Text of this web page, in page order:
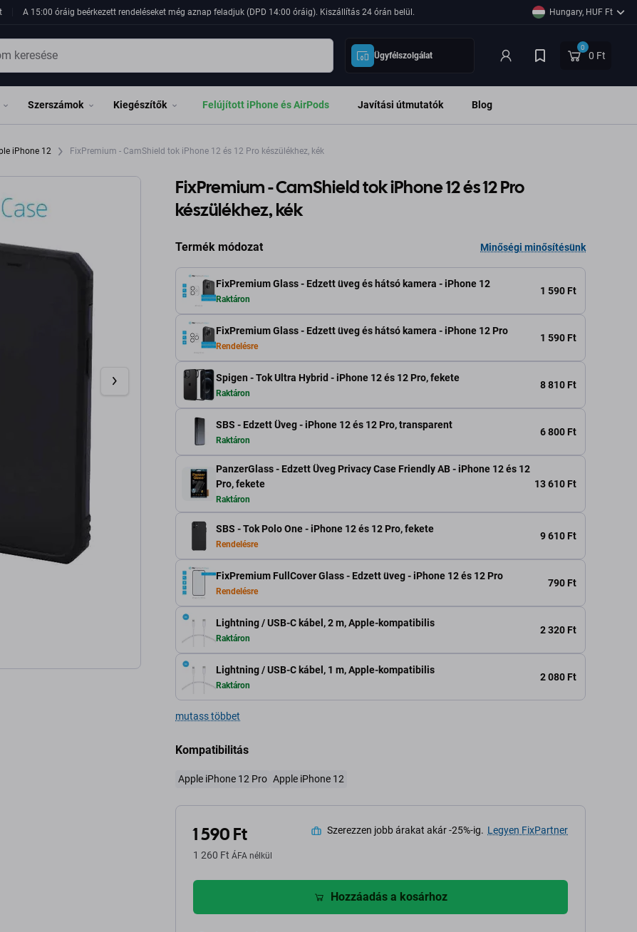
A 15:00 óráig beérkezett rendeléseket még aznap feladjuk (DPD 14:00 óráig). Kiszállítás 24 órán belül. Hungary, HUF Ft
Ügyfélszolgálat
0
0 Ft
Szerszámok Kiegészítők Felújított iPhone és AirPods Javítási útmutatók Blog
iPhone 12 FixPremium - CamShield tok iPhone 12 és 12 Pro készülékhez, kék
FixPremium - CamShield tok iPhone 12 és 12 Pro
készülékhez, kék
Termék módozat Minőségi minősítésünk
FixPremium Glass - Edzett üveg és hátsó kamera - iPhone 12
Raktáron
1 590 Ft
FixPremium Glass - Edzett üveg és hátsó kamera - iPhone 12 Pro
Rendelésre
1 590 Ft
Spigen - Tok Ultra Hybrid - iPhone 12 és 12 Pro, fekete
Raktáron
8 810 Ft
SBS - Edzett Üveg - iPhone 12 és 12 Pro, transparent
Raktáron
6 800 Ft
PanzerGlass - Edzett Üveg Privacy Case Friendly AB - iPhone 12 és 12
Pro, fekete
Raktáron
13 610 Ft
SBS - Tok Polo One - iPhone 12 és 12 Pro, fekete
Rendelésre
9 610 Ft
FixPremium FullCover Glass - Edzett üveg - iPhone 12 és 12 Pro
Rendelésre
790 Ft
Lightning / USB-C kábel, 2 m, Apple-kompatibilis
Raktáron
2 320 Ft
Lightning / USB-C kábel, 1 m, Apple-kompatibilis
Raktáron
2 080 Ft
mutass többet
Kompatibilitás
Apple iPhone 12 Pro Apple iPhone 12
1 590 Ft
1 260 Ft ÁFA nélkül
Szerezzen jobb árakat akár -25%-ig. Legyen FixPartner
Hozzáadás a kosárhoz